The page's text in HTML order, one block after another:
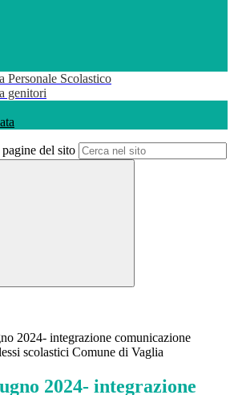
Personale Scolastico
genitori
del sito
2024- integrazione comunicazione
scolastici Comune di Vaglia
2024- integrazione